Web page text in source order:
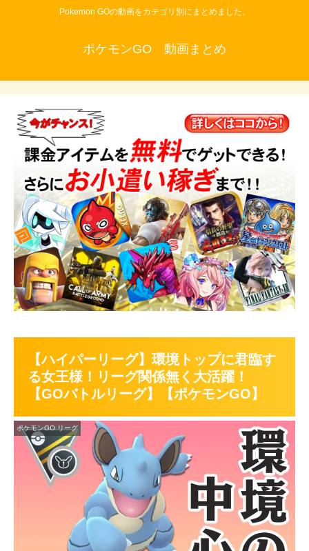
Pokemon GOの動画をカテゴリ別にまとめました。
ポケモンGO 動画まとめ
【ハイパーリーグ】環境トップに君臨す
る女王様！リーグ関係無く大活躍！
【GOバトルリーグ】【ポケモンGO】
ポケモンGO リーグ